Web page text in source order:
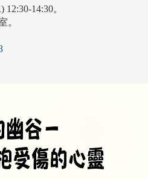
14:30。
。